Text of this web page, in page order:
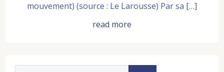
mouvement) (source : Le Larousse) Par sa […]
read more